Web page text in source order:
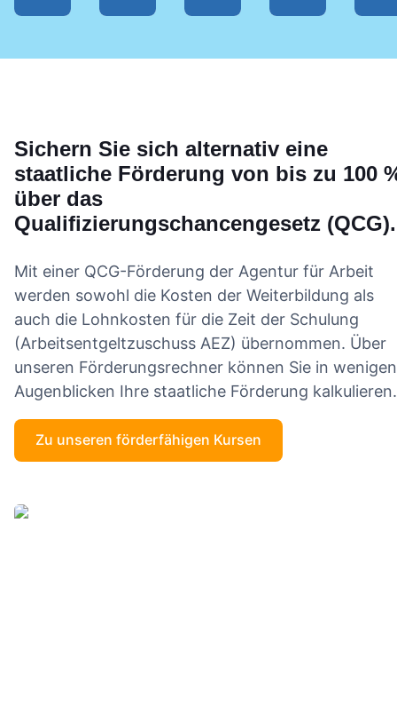
diesem Beruf ausprobieren
verbindet theoretische
Lernen deutlich
effektiver macht. Auch
bereitgestellten
einem hohen Niveau.
Alles ist übersichtlich
gestaltet und leicht
zugänglich, sodass man
sich gut orientieren kann.
Insgesamt ist der
Lehrgang eine
ausgezeichnete Wahl für
jedem, der sich
wärmstens
empfehlen.
diese tolle
einem
und
allein
Die
waren
aufgebaut
man kam
dann gut
Sichern Sie sich alternativ eine
staatliche Förderung von bis zu 100
über das
Qualifizierungschancengesetz (QCG).
Mit einer QCG-Förderung der Agentur für Arbeit
werden sowohl die Kosten der Weiterbildung als
auch die Lohnkosten für die Zeit der Schulung
(Arbeitsentgeltzuschuss AEZ) übernommen. Über
unseren Förderungsrechner können Sie in wenigen
Augenblicken Ihre staatliche Förderung kalkulieren.
Zu unseren förderfähigen Kursen